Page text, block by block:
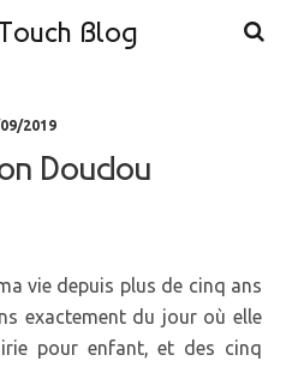
Blog
2019
Doudou
vie depuis plus de cinq ans
exactement du jour où elle
pour enfant, et des cinq